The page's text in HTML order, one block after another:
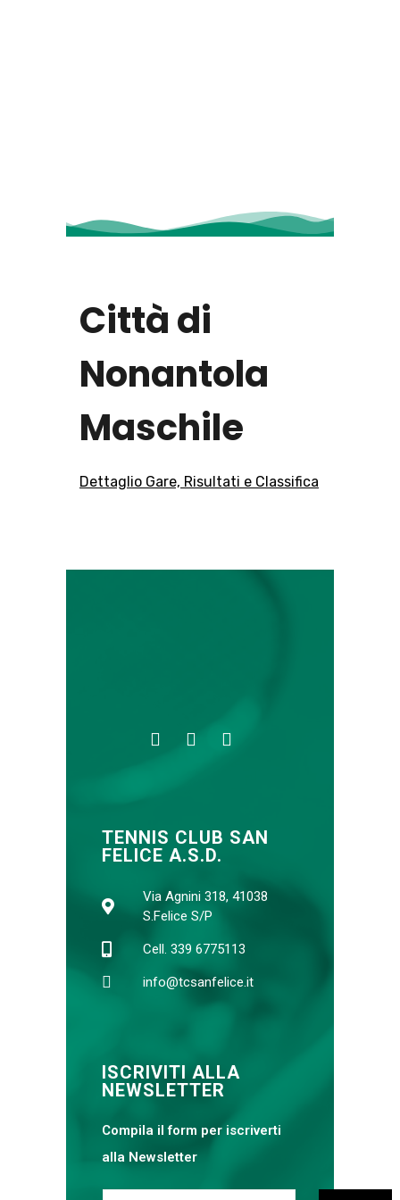
Città di
Nonantola
Maschile
Dettaglio Gare, Risultati e Classifica
TENNIS CLUB SAN
FELICE A.S.D.
Via Agnini 318, 41038
S.Felice S/P
Cell. 339 6775113
info@tcsanfelice.it
ISCRIVITI ALLA
NEWSLETTER
Compila il form per iscriverti
alla Newsletter